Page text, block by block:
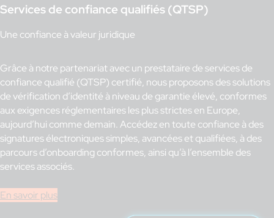
Services de confiance qualifiés (QTSP)
Une confiance à valeur juridique
Grâce à notre partenariat avec un prestataire de services de
confiance qualifié (QTSP) certifié, nous proposons des solutions
de vérification d’identité à niveau de garantie élevé, conformes
aux exigences réglementaires les plus strictes en Europe,
aujourd’hui comme demain. Accédez en toute confiance à des
signatures électroniques simples, avancées et qualifiées, à des
parcours d’onboarding conformes, ainsi qu’à l’ensemble des
services associés.
En savoir plus